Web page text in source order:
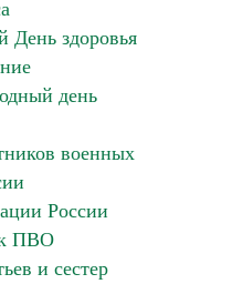
День здоровья
день
военных
России
ПВО
и сестер